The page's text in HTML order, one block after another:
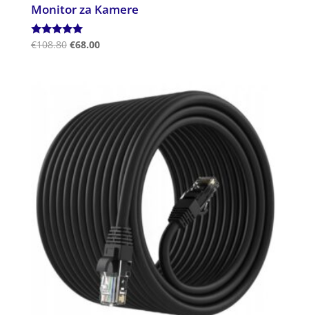
Monitor za Kamere
Ocenjeno
€108.80 €68.00